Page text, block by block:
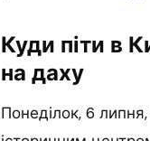
Куди піти в
на даху
Понеділок, 6